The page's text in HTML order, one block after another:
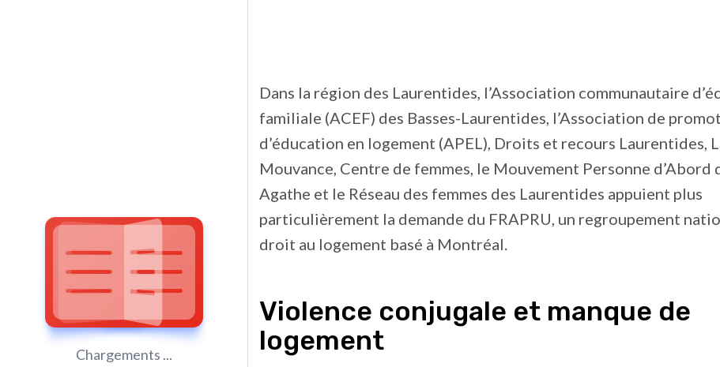
Chargements ...
Dans la région des Laurentides, l’Association communautaire
familiale (ACEF) des Basses-Laurentides, l’Association de
d’éducation en logement (APEL), Droits et recours Laurentides,
Mouvance, Centre de femmes, le Mouvement Personne d’Abord
Agathe et le Réseau des femmes des Laurentides appuient plus
particulièrement la demande du FRAPRU, un regroupement
droit au logement basé à Montréal.
Violence conjugale et manque de
logement